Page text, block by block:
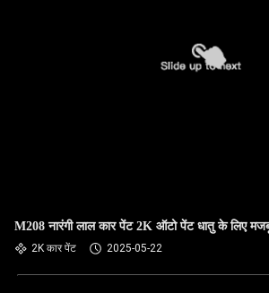
M208 नारंगी लाल कार पेंट 2K ऑटो पेंट धातु के लिए
2K कार पेंट 2025-05-22